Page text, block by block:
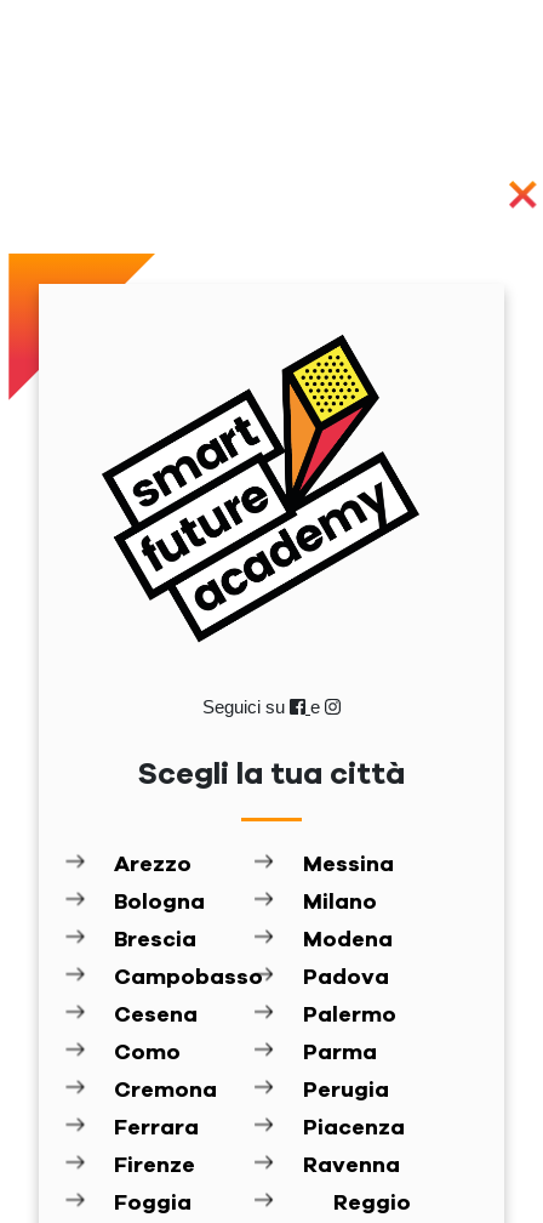
Seguici su e
Scegli la tua città
Arezzo
Bologna
Brescia
Campobasso
Cesena
Como
Cremona
Ferrara
Firenze
Foggia
Messina
Milano
Modena
Padova
Palermo
Parma
Perugia
Piacenza
Ravenna
Reggio